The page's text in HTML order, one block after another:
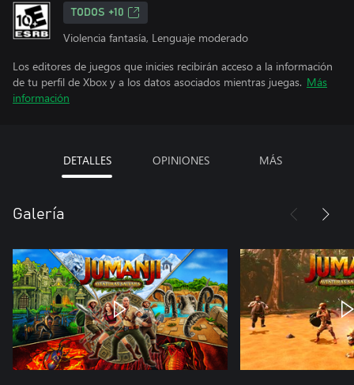
TODOS +10
Violencia fantasía, Lenguaje moderado
Los editores de juegos que inicies recibirán acceso a la información
de tu perfil de Xbox y a los datos asociados mientras juegas. Más
información
DETALLES OPINIONES MÁS
Galería